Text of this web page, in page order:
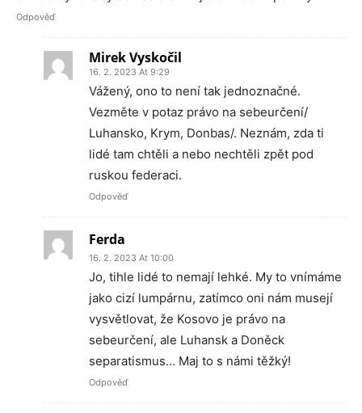
Odpověď
Mirek Vyskočil
16. 2. 2023 At 9:29
Vážený, ono to není tak jednoznačné.
Vezměte v potaz právo na sebeurčení/
Luhansko, Krym, Donbas/. Neznám, zda ti
lidé tam chtěli a nebo nechtěli zpět pod
ruskou federaci.
Odpověď
Ferda
16. 2. 2023 At 10:00
Jo, tihle lidé to nemají lehké. My to vnímáme
jako cizí lumpárnu, zatímco oni nám musejí
vysvětlovat, že Kosovo je právo na
sebeurčení, ale Luhansk a Doněck
separatismus… Maj to s námi těžký!
Odpověď